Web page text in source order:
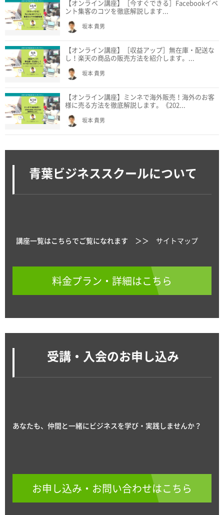
【オンライン講座】［今すぐできる］Facebookイベ
ント集客のコツを徹底解説します...
坂本 貴男
【オンライン講座】［収益アップ］無在庫・配送な
し！楽天の商品の販売方法を紹介します。...
坂本 貴男
【オンライン講座】ミンネで海外販売！海外のお客
様に売る方法を徹底解説します。《202...
坂本 貴男
青葉ビジネススクールについて
講座一覧はこちらでご覧になれます ＞＞ サイトマップ
料金プラン・詳細はこちら
受講・入会のお申し込み
あなたも、仲間と一緒にビジネスを学び・実践しませんか？
お申し込み・お問い合わせはこちら